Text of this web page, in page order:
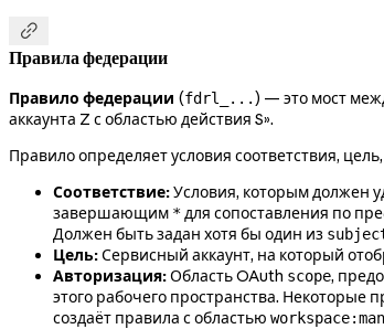

Правила федерации
Правило федерации (fdrl_...) — это мост
аккаунта Z с областью действия S».
Правило определяет условия соответствия,
Соответствие:Условия, которым должен
завершающим *для сопоставления по
Должен быть задан хотя бы один из
Цель:Сервисный аккаунт, на который
Авторизация:Область OAuth scope,
этого рабочего пространства. Некоторые
создаёт правила с областью